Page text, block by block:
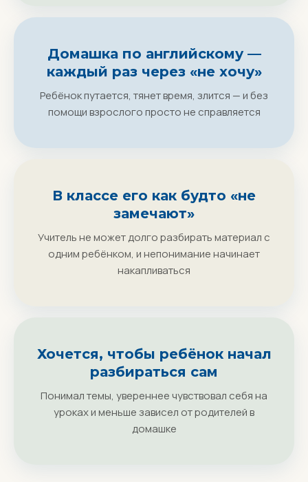
Домашка по английскому —
каждый раз через «не хочу»
Ребёнок путается, тянет время, злится — и без
помощи взрослого просто не справляется
В классе его как будто «не
замечают»
Учитель не может долго разбирать материал с
одним ребёнком, и непонимание начинает
накапливаться
Хочется, чтобы ребёнок начал
разбираться сам
Понимал темы, увереннее чувствовал себя на
уроках и меньше зависел от родителей в
домашке